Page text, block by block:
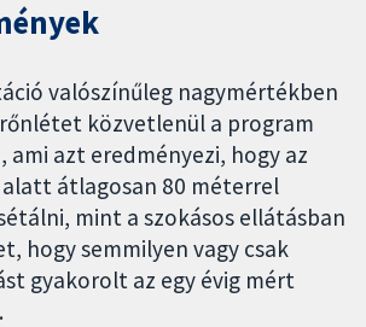
valószínűleg nagymértékben
közvetlenül a program
ami azt eredményezi, hogy az
átlagosan 80 méterrel
mint a szokásos ellátásban
hogy semmilyen vagy csak
gyakorolt az egy évig mért